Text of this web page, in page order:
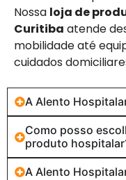
Nossa loja de
Curitiba atende
mobilidade até
cuidados
A Alento
Como posso
produto
A Alento